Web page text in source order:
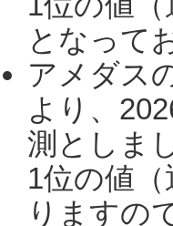
となって
アメダス
より、
測としま
1位の値
りますの